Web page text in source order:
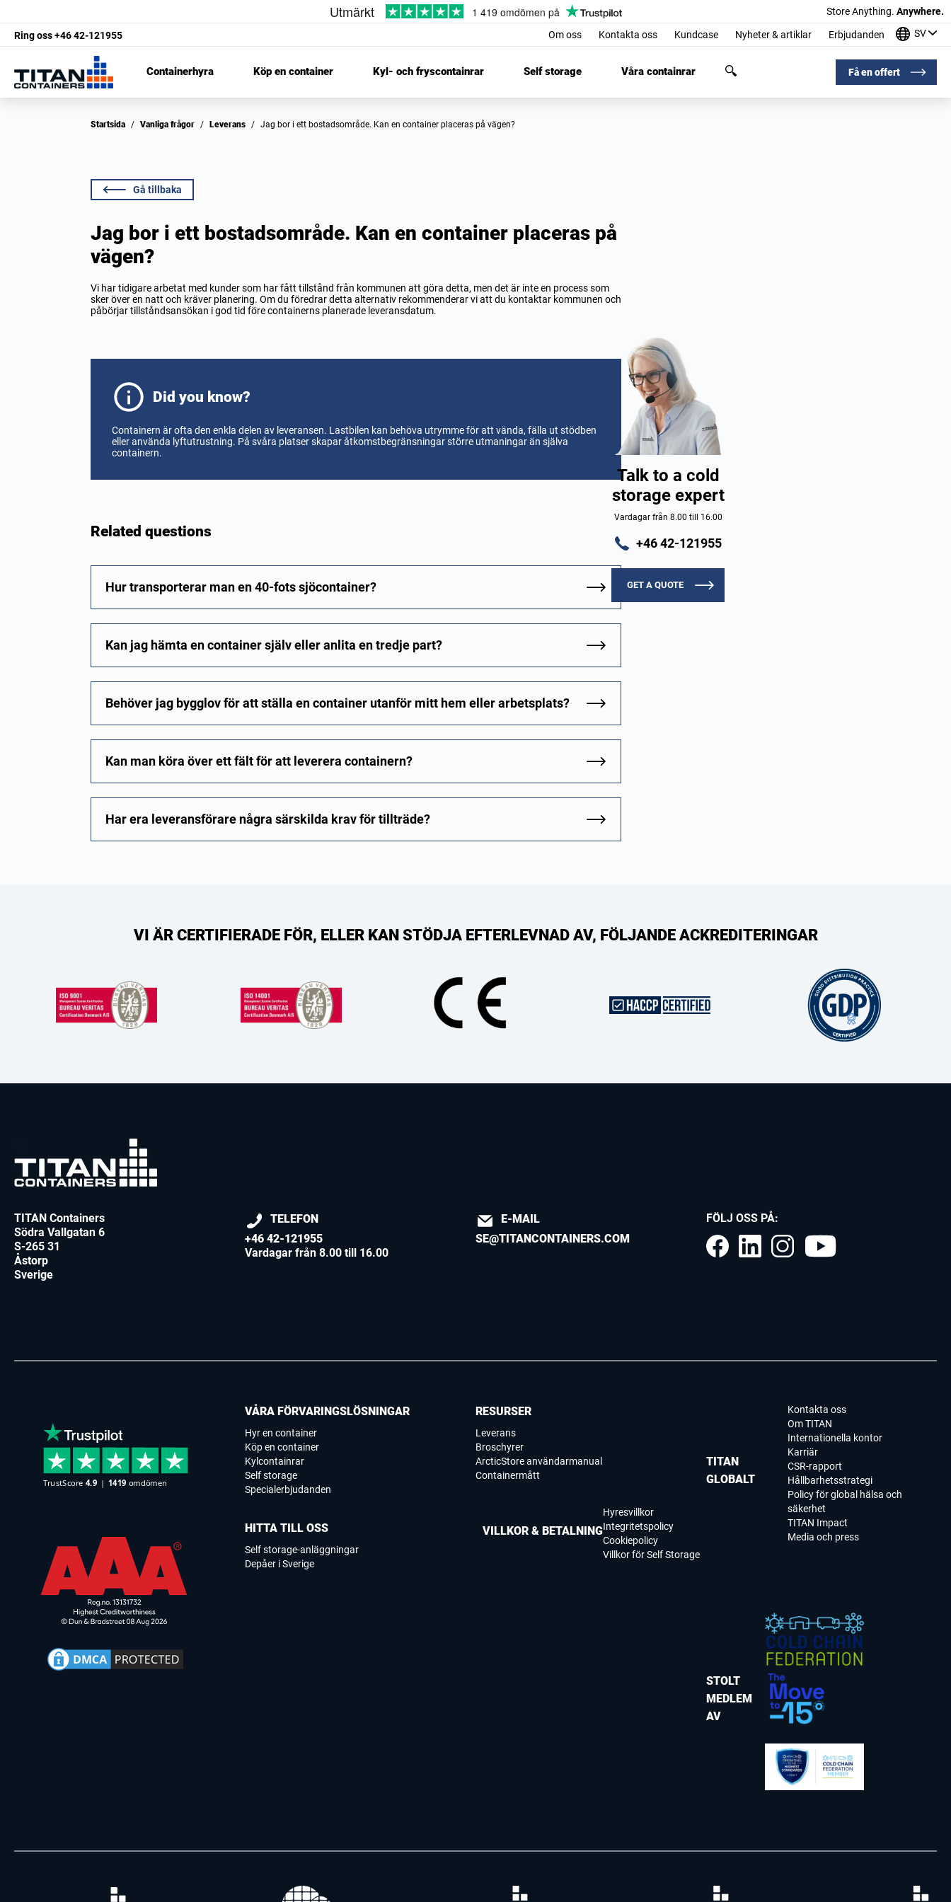
Store Anything. Anywhere.
Ring oss+46 42-121955 Om oss Kontakta oss Kundcase Nyheter & artiklar Erbjudanden SV
Containerhyra Köp en container Kyl- och fryscontainrar Self storage Våra containrar Få en offert
Startsida / Vanliga frågor / Leverans / Jag bor i ett bostadsområde. Kan en container placeras på vägen?
Gå tillbaka
Jag bor i ett bostadsområde. Kan en container placeras på
vägen?
Vi har tidigare arbetat med kunder som har fått tillstånd från kommunen att göra detta, men det är inte en process som
sker över en natt och kräver planering. Om du föredrar detta alternativ rekommenderar vi att du kontaktar kommunen och
påbörjar tillståndsansökan i god tid före containerns planerade leveransdatum.
Did you know?
Containern är ofta den enkla delen av leveransen. Lastbilen kan behöva utrymme för att vända, fälla ut stödben
eller använda lyftutrustning. På svåra platser skapar åtkomstbegränsningar större utmaningar än själva
containern.
Related questions
Hur transporterar man en 40-fots sjöcontainer?
Kan jag hämta en container själv eller anlita en tredje part?
Behöver jag bygglov för att ställa en container utanför mitt hem eller arbetsplats?
Kan man köra över ett fält för att leverera containern?
Har era leveransförare några särskilda krav för tillträde?
Talk to a cold
storage expert
Vardagar från 8.00 till 16.00
+46 42-121955
GET A QUOTE
VI ÄR CERTIFIERADE FÖR, ELLER KAN STÖDJA EFTERLEVNAD AV, FÖLJANDE ACKREDITERINGAR
TITAN Containers
Södra Vallgatan 6
S-265 31
Åstorp
Sverige
TELEFON
+46 42-121955
Vardagar från 8.00 till 16.00
E-MAIL
SE@TITANCONTAINERS.COM
FÖLJ OSS PÅ:
VÅRA FÖRVARINGSLÖSNINGAR
Hyr en container
Köp en container
Kylcontainrar
Self storage
Specialerbjudanden
HITTA TILL OSS
Self storage-anläggningar
Depåer i Sverige
TITAN
GLOBALT
Kontakta oss
Om TITAN
Internationella kontor
Karriär
CSR-rapport
Hållbarhetsstrategi
Policy för global hälsa och
säkerhet
TITAN Impact
Media och press
RESURSER
Leverans
Broschyrer
ArcticStore användarmanual
Containermått
VILLKOR & BETALNING
Hyresvillkor
Integritetspolicy
Cookiepolicy
Villkor för Self Storage
STOLT
MEDLEM
AV